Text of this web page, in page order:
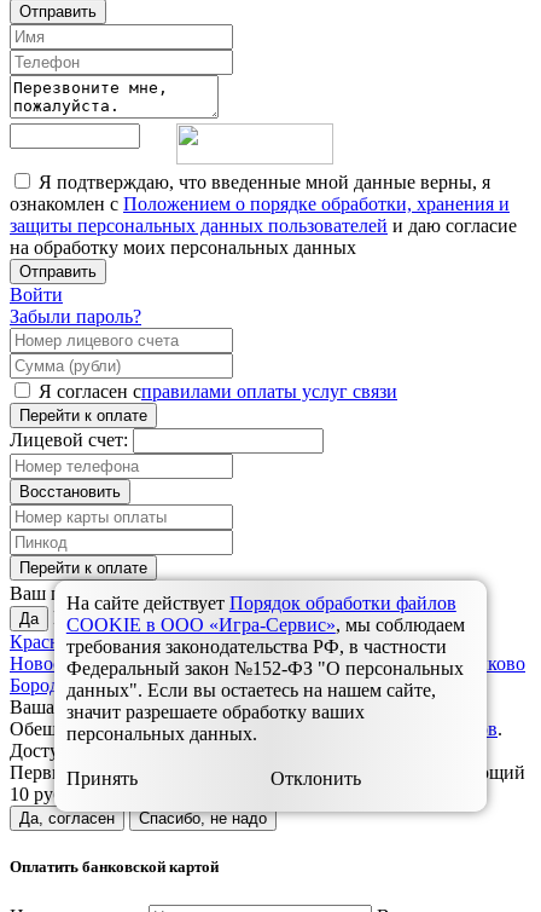
Отправить
Я подтверждаю, что введенные мной данные верны, я
ознакомлен с Положением о порядке обработки, хранения и
защиты персональных данных пользователей и даю согласие
на обработку моих персональных данных
Отправить
Войти
Забыли пароль?
Я согласен справилами оплаты услуг связи
Перейти к оплате
Лицевой счет:
Восстановить
Перейти к оплате
Ваш город Красноярск?
Да
Выбрать другой:
Красноярск Дивногорск Зеленогорск Назарово Ужур,
Новоселово, Балахта Ульяновск Шарыпово Березовка, Зыково
Бородино Заозерный Уяр, Громадск Ачинск Минусинск
Ваша заявка успешно отправлена.
Обещанный платёж доступен только для наших
абонентов.
Доступ на вашем лицевом счете не блокирован.
Первый обещанный платёж бесплатный. Каждый следующий
10 рублей.
Да, согласен Спасибо, не надо
Оплатить банковской картой
На сайте действует Порядок обработки файлов
COOKIE в ООО «Игра-Сервис», мы соблюдаем
требования законодательства РФ, в частности
Федеральный закон №152-ФЗ "О персональных
данных". Если вы остаетесь на нашем сайте,
значит разрешаете обработку ваших
персональных данных.
Принять Отклонить